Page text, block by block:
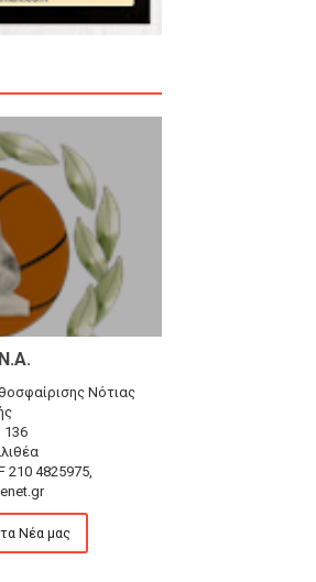
14.6.26
Καμίνια
Νότιας
136
210 4825975,
Νέα μας